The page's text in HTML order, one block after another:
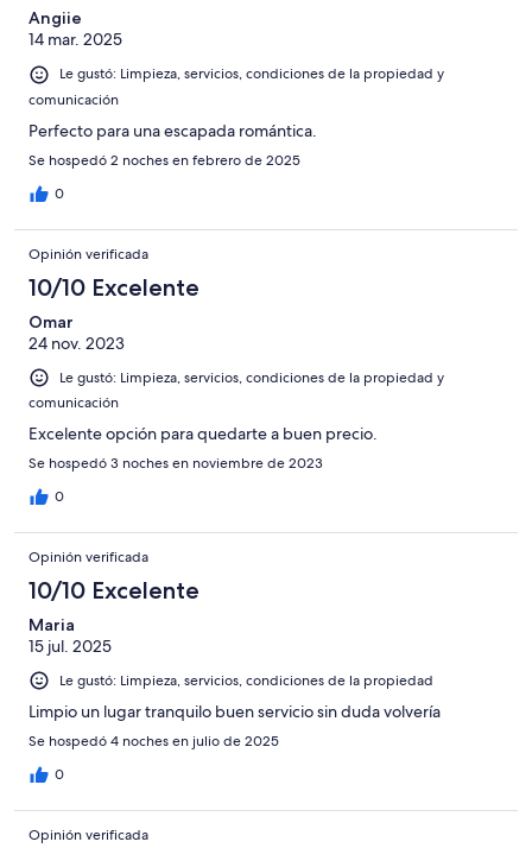
Angiie
14 mar. 2025
Le gustó: Limpieza, servicios, condiciones de la propiedad y
comunicación
Perfecto para una escapada romántica.
Se hospedó 2 noches en febrero de 2025
0
Opinión verificada
10/10 Excelente
Omar
24 nov. 2023
Le gustó: Limpieza, servicios, condiciones de la propiedad y
comunicación
Excelente opción para quedarte a buen precio.
Se hospedó 3 noches en noviembre de 2023
0
Opinión verificada
10/10 Excelente
Maria
15 jul. 2025
Le gustó: Limpieza, servicios, condiciones de la propiedad
Limpio un lugar tranquilo buen servicio sin duda volvería
Se hospedó 4 noches en julio de 2025
0
Opinión verificada